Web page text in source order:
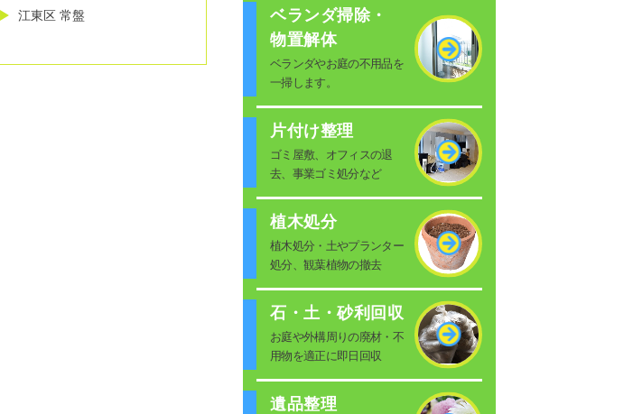
江東区 常盤
ベランダ掃除・
物置解体
ベランダやお庭の不用品を
一掃します。
片付け整理
ゴミ屋敷、オフィスの退
去、事業ゴミ処分など
植木処分
植木処分・土やプランター
処分、観葉植物の撤去
石・土・砂利回収
お庭や外構周りの廃材・不
用物を適正に即日回収
遺品整理